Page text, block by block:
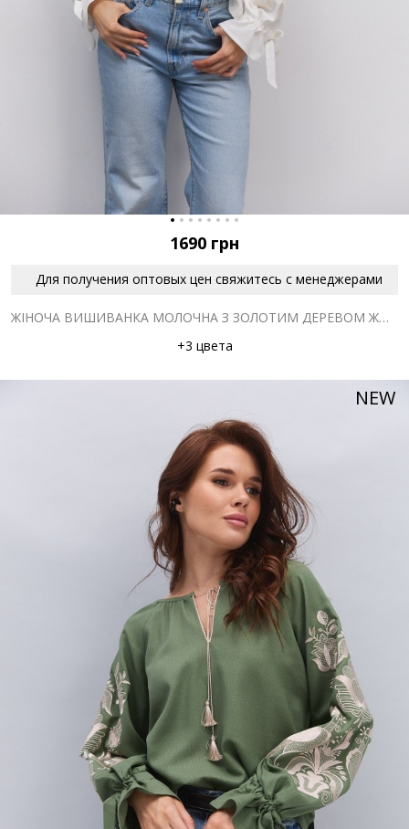
1690 грн
Для получения оптовых цен свяжитесь с менеджерами
ЖІНОЧА ВИШИВАНКА МОЛОЧНА З ЗОЛОТИМ ДЕРЕВОМ ЖИТТЯ ГЛАДДЮ
+3 цвета
NEW